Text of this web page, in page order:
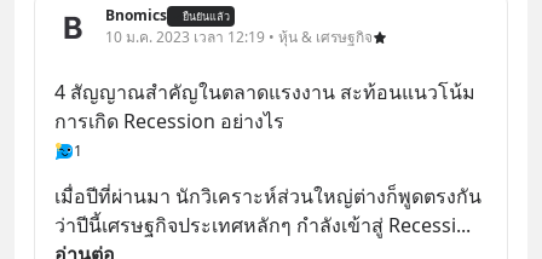
Bnomics ยืนยันแล้ว
10 ม.ค. 2023 เวลา 12:19 • หุ้น & เศรษฐกิจ
4 สัญญาณสำคัญในตลาดแรงงาน สะท้อนแนวโน้ม
การเกิด Recession อย่างไร
1
เมื่อปีที่ผ่านมา นักวิเคราะห์ส่วนใหญ่ต่างก็พูดตรงกัน
ว่าปีนี้เศรษฐกิจประเทศหลักๆ กำลังเข้าสู่ Recessi